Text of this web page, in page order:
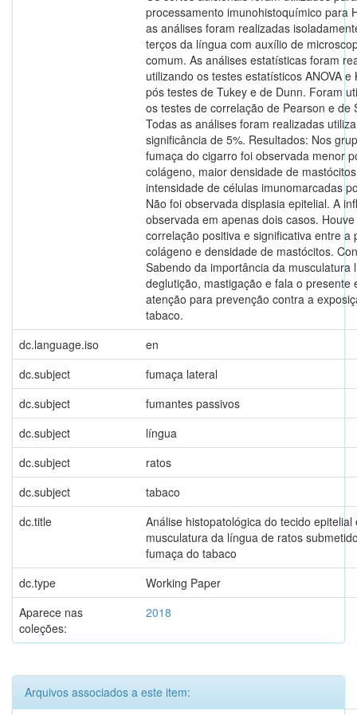
processamento imunohistoquímico para
as análises foram realizadas
terços da língua com auxílio de
comum. As análises estatísticas foram
utilizando os testes estatísticos ANOVA e
pós testes de Tukey e de Dunn. Foram
os testes de correlação de Pearson e de
Todas as análises foram realizadas
significância de 5%. Resultados: Nos
fumaça do cigarro foi observada menor
colágeno, maior densidade de
intensidade de células imunomarcadas
Não foi observada displasia epitelial. A
observada em apenas dois casos.
correlação positiva e significativa entre a
colágeno e densidade de mastócitos.
Sabendo da importância da musculatura
deglutição, mastigação e fala o presente
atenção para prevenção contra a
tabaco.
dc.language.iso
en
dc.subject
fumaça lateral
dc.subject
fumantes passivos
dc.subject
língua
dc.subject
ratos
dc.subject
tabaco
dc.title
Análise histopatológica do tecido epitelial
musculatura da língua de ratos
fumaça do tabaco
dc.type
Working Paper
Aparece nas
coleções:
2018
Arquivos associados a este item: